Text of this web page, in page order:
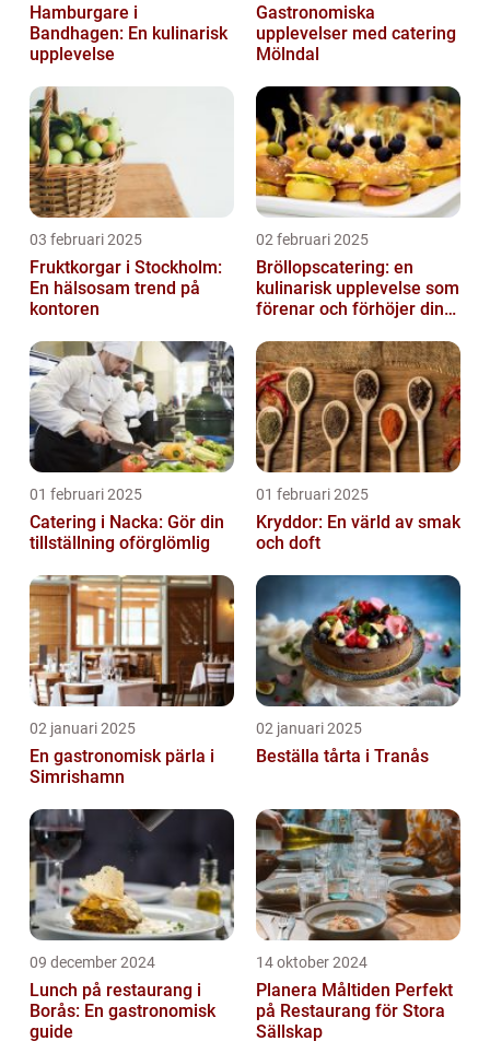
Hamburgare i
Bandhagen: En kulinarisk
upplevelse
Gastronomiska
upplevelser med catering
Mölndal
03 februari 2025
Fruktkorgar i Stockholm:
En hälsosam trend på
kontoren
02 februari 2025
Bröllopscatering: en
kulinarisk upplevelse som
förenar och förhöjer din
01 februari 2025
Catering i Nacka: Gör din
tillställning oförglömlig
01 februari 2025
Kryddor: En värld av smak
och doft
02 januari 2025
En gastronomisk pärla i
Simrishamn
02 januari 2025
Beställa tårta i Tranås
09 december 2024
Lunch på restaurang i
Borås: En gastronomisk
guide
14 oktober 2024
Planera Måltiden Perfekt
på Restaurang för Stora
Sällskap